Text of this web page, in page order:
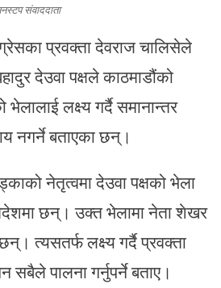
संवाददाता
प्रवक्ता देवराज चालिसेले
देउवा पक्षले काठमाडौंको
लक्ष्य गर्दै समानान्तर
नगर्ने बताएका छन्।
नेतृत्वमा देउवा पक्षको भेला
छन्। उक्त भेलामा नेता शेखर
त्यसतर्फ लक्ष्य गर्दै प्रवक्ता
सबैले पालना गर्नुपर्ने बताए।